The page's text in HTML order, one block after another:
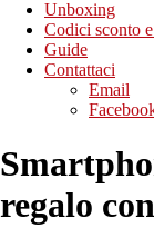
Unboxing
Codici sconto
Guide
Contattaci
Email
regalo